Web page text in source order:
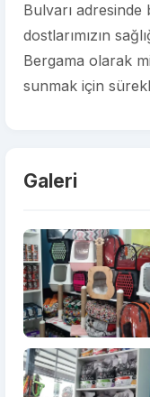
Bulvarı adresinde
dostlarımızın
Bergama olarak
sunmak için
Galeri